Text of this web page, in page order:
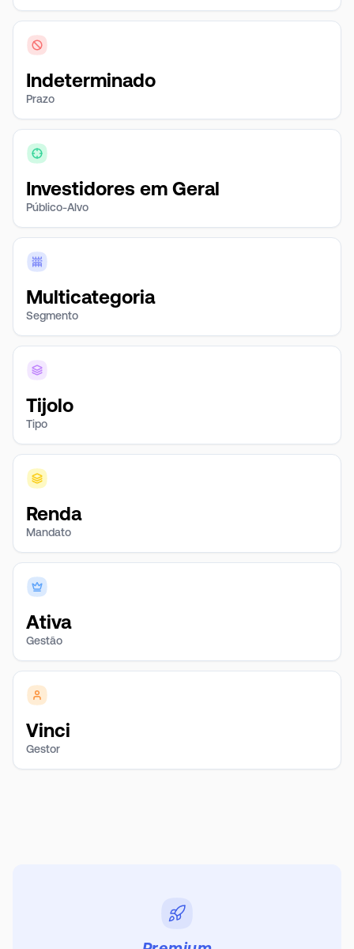
Indeterminado
Prazo
Investidores em Geral
Público-Alvo
Multicategoria
Segmento
Tijolo
Tipo
Renda
Mandato
Ativa
Gestão
Vinci
Gestor